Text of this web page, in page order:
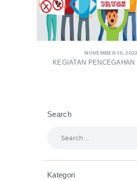
NOVEMBER 10, 2022
KEGIATAN PENCEGAHAN
Search
Kategori